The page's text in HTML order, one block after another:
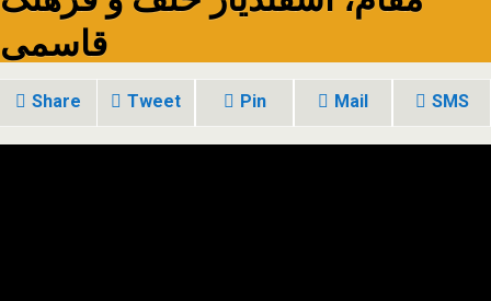
قاسمی
Share Tweet Pin Mail SMS